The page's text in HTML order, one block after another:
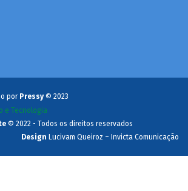
por Pressy© 2023
© 2022 - Todos os direitos reservados
Design Lucivam Queiroz – Invicta Comunicação